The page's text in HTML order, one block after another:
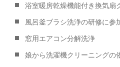
浴室暖房乾燥機能付き換気扇
風呂釜ブラシ洗浄の研修に参
窓用エアコン分解洗浄
娘から洗濯機クリーニングの